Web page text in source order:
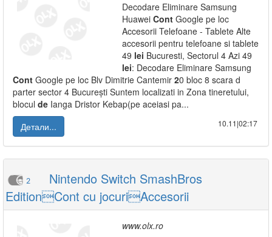
Decodare Eliminare Samsung
Huawei Cont Google pe loc
Accesorii Telefoane - Tablete Alte
accesorii pentru telefoane si tablete
49 lei Bucuresti, Sectorul 4 Azi 49
lei: Decodare Eliminare Samsung
Cont Google pe loc Blv Dimitrie Cantemir 20 bloc 8 scara d
parter sector 4 București Suntem localizati in Zona tineretului,
blocul de Ianga Dristor Kebap(pe aceiasi pa...
Детали...
10.11|02:17
2
Nintendo Switch SmashBros
EditionCont cu jocuriAccesorii
www.olx.ro